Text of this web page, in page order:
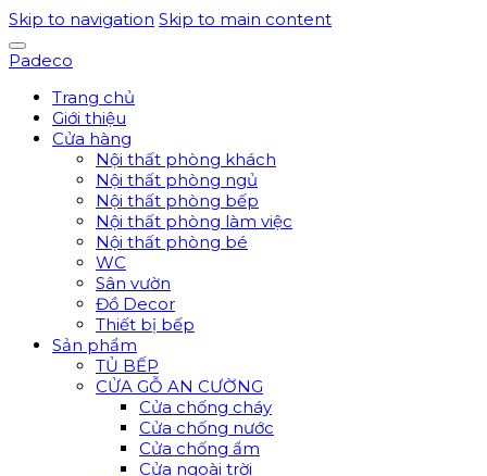
Skip to navigation Skip to main content
Padeco
Trang chủ
Giới thiệu
Cửa hàng
Nội thất phòng khách
Nội thất phòng ngủ
Nội thất phòng bếp
Nội thất phòng làm việc
Nội thất phòng bé
WC
Sân vườn
Đồ Decor
Thiết bị bếp
Sản phẩm
TỦ BẾP
CỬA GỖ AN CƯỜNG
Cửa chống cháy
Cửa chống nước
Cửa chống ẩm
Cửa ngoài trời